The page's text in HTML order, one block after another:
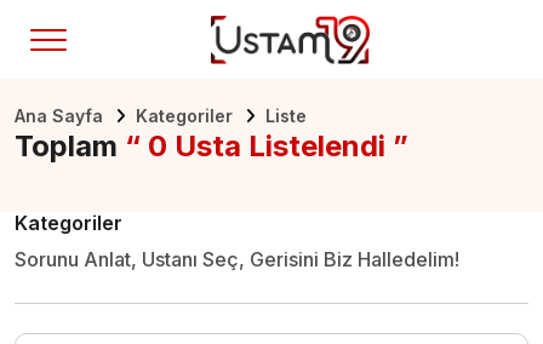
Ana Sayfa Kategoriler Liste
Toplam “ 0 Usta Listelendi ”
Kategoriler
Sorunu Anlat, Ustanı Seç, Gerisini Biz Halledelim!